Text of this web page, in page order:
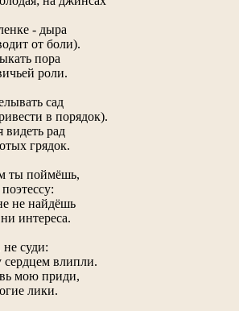
- дыра
от боли).
пора
роли.
сад
в порядок).
видеть рад
грядок.
ты поймёшь,
не найдёшь
интереса.
суди:
влипли.
мою приди,
лики.